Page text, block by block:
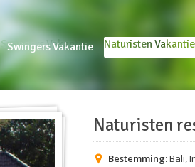
Swingers Vakantie
Swingers Vakantie Naturisten Vakantie
Naturisten Vakantie
Naturisten
Bestemming:Bali,